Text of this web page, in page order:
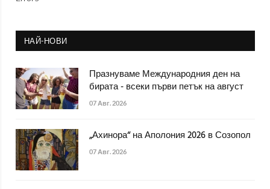
НАЙ-НОВИ
Празнуваме Международния ден на
бирата - всеки първи петък на август
07 Авг. 2026
„Ахинора“ на Аполония 2026 в Созопол
07 Авг. 2026